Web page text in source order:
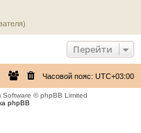
Перейти
Часовой пояс: UTC+03:00
Software © phpBB Limited
phpBB